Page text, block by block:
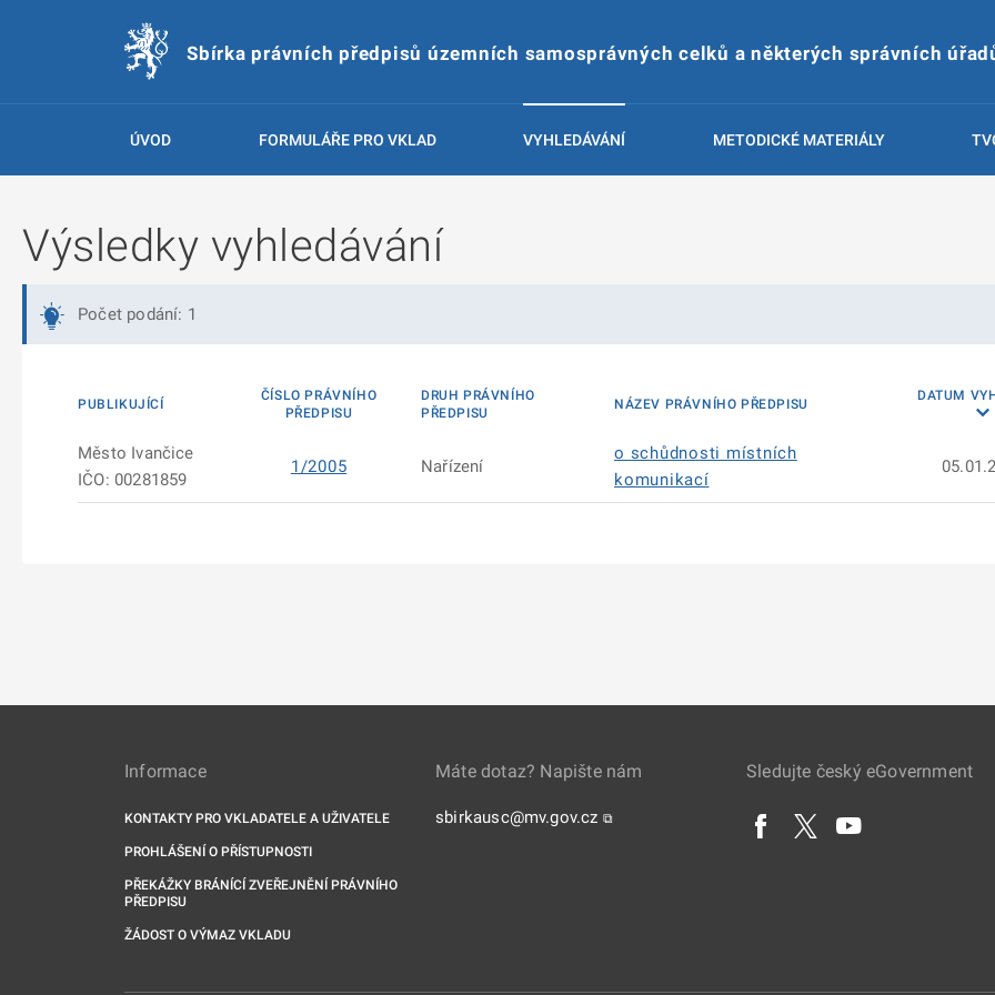
Sbírka právních předpisů územních samosprávných celků a některých správních
ÚVOD FORMULÁŘE PRO VKLAD VYHLEDÁVÁNÍ METODICKÉ MATERIÁLY
Výsledky vyhledávání
Počet podání: 1
PUBLIKUJÍCÍ
ČÍSLO PRÁVNÍHO
PŘEDPISU
DRUH PRÁVNÍHO
PŘEDPISU
NÁZEV PRÁVNÍHO PŘEDPISU
DATUM
Město Ivančice
IČO: 00281859
1/2005 Nařízení
o schůdnosti místních
komunikací
Informace
KONTAKTY PRO VKLADATELE A UŽIVATELE
PROHLÁŠENÍ O PŘÍSTUPNOSTI
PŘEKÁŽKY BRÁNÍCÍ ZVEŘEJNĚNÍ PRÁVNÍHO
PŘEDPISU
ŽÁDOST O VÝMAZ VKLADU
Máte dotaz? Napište nám
sbirkausc@mv.gov.cz ⧉
Sledujte český eGovernment